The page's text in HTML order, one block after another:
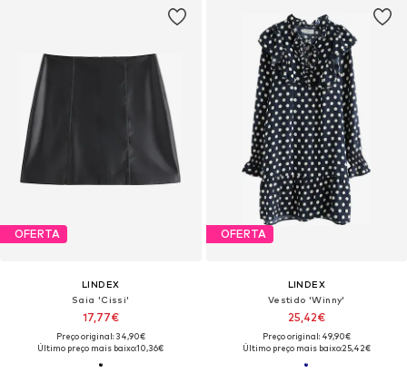
OFERTA
LINDEX
Saia 'Cissi'
17,77€
Preço original: 34,90€
Último preço mais baixo:10,36€
OFERTA
LINDEX
Vestido 'Winny'
25,42€
Preço original: 49,90€
Último preço mais baixo:25,42€